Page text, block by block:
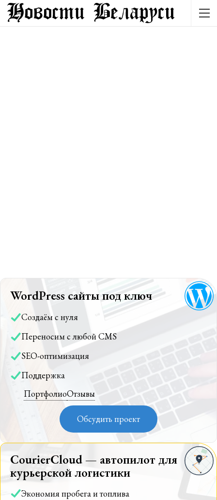
WordPress сайты под ключ
Создаём с нуля
Переносим с любой CMS
SEO-оптимизация
Поддержка
ПортфолиоОтзывы
Обсудить проект
CourierCloud — автопилот для
курьерской логистики
Экономия пробега и топлива